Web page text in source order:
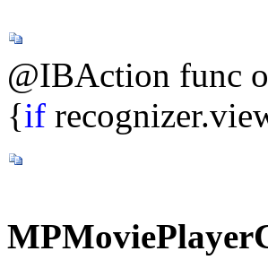
@IBAction func
{if